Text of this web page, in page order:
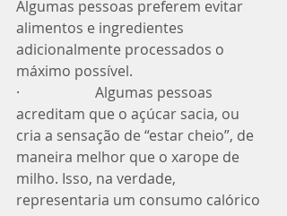
Algumas pessoas preferem evitar
alimentos e ingredientes
adicionalmente processados o
máximo possível.
·                     Algumas pessoas
acreditam que o açúcar sacia, ou
cria a sensação de “estar cheio”, de
maneira melhor que o xarope de
milho. Isso, na verdade,
representaria um consumo calórico